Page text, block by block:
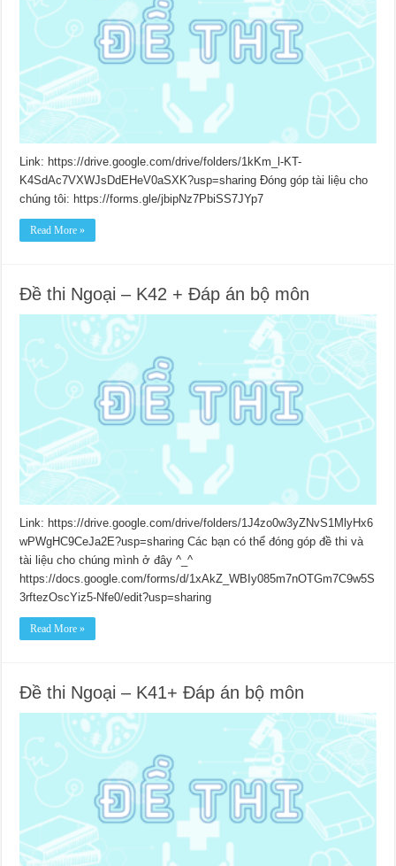
Link: https://drive.google.com/drive/folders/1kKm_l-KT-
K4SdAc7VXWJsDdEHeV0aSXK?usp=sharing Đóng góp tài liệu cho
chúng tôi: https://forms.gle/jbipNz7PbiSS7JYp7
Read More »
Đề thi Ngoại – K42 + Đáp án bộ môn
Link: https://drive.google.com/drive/folders/1J4zo0w3yZNvS1MlyHx6
wPWgHC9CeJa2E?usp=sharing Các bạn có thể đóng góp đề thi và
tài liệu cho chúng mình ở đây ^_^
https://docs.google.com/forms/d/1xAkZ_WBIy085m7nOTGm7C9w5S
3rftezOscYiz5-Nfe0/edit?usp=sharing
Read More »
Đề thi Ngoại – K41+ Đáp án bộ môn